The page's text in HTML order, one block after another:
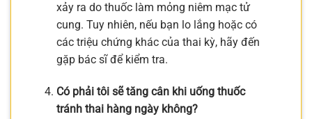
xảy ra do thuốc làm mỏng niêm mạc tử
cung. Tuy nhiên, nếu bạn lo lắng hoặc có
các triệu chứng khác của thai kỳ, hãy đến
gặp bác sĩ để kiểm tra.
Có phải tôi sẽ tăng cân khi uống thuốc
tránh thai hàng ngày không?